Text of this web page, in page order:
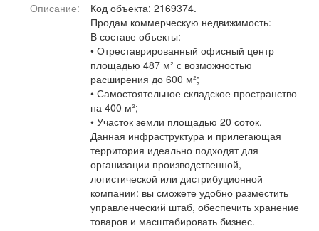
Поздравления Погода
Я - пенсионер
Описание:
Код объекта: 2169374.
Продам коммерческую недвижимость:
В составе объекты:
• Отреставрированный офисный центр
площадью 487 м² с возможностью
расширения до 600 м²;
• Самостоятельное складское пространство
на 400 м²;
• Участок земли площадью 20 соток.
Данная инфраструктура и прилегающая
территория идеально подходят для
организации производственной,
логистической или дистрибуционной
компании: вы сможете удобно разместить
управленческий штаб, обеспечить хранение
товаров и масштабировать бизнес.